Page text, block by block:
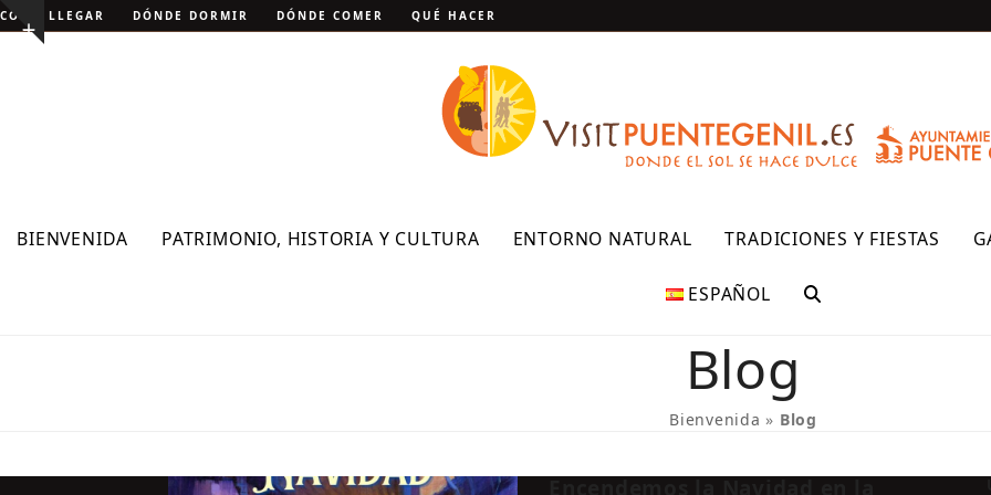
Skip
to Show
CÓMO LLEGAR DÓNDE DORMIR DÓNDE COMER QUÉ HACER
BIENVENIDA PATRIMONIO, HISTORIA Y CULTURA ENTORNO NATURAL TRADICIONES Y FIESTAS
ESPAÑOL
Blog
Bienvenida » Blog